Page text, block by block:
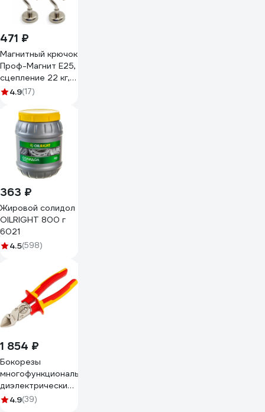
471 ₽
Магнитный крючок
Проф-Магнит Е25,
сцепление 22 кг, 4
шт. PMYP-Е-25
4.9(17)
363 ₽
Жировой солидол
OILRIGHT 800 г
6021
4.5(598)
1 854 ₽
Бокорезы
многофункциональные
диэлектрические
206мм KRANZ KR-
4.9(39)